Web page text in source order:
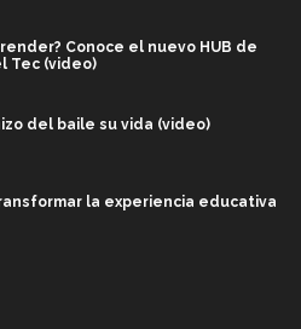
Conoce el nuevo HUB de
Tec (video)
del baile su vida (video)
la experiencia educativa